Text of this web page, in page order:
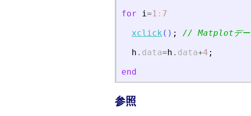
for
i=1 : 7
xclick ( ) ;
// Matplotデータ
h . data= h . data+4 ;
end
参照